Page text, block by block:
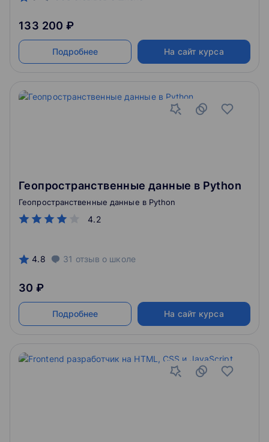
133 200 ₽
Подробнее На сайт курса
Геопространственные данные в Python
4.2
Геопространственные данные в Python
4.8 31 отзыв о школе
30 ₽
Подробнее На сайт курса